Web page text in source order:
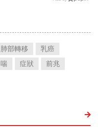
肺部轉移
乳癌
喘 症狀
前兆